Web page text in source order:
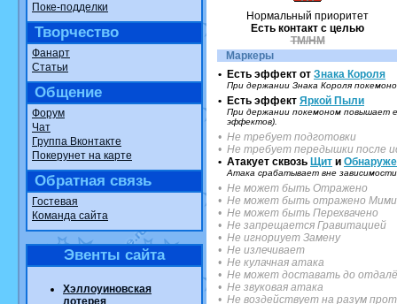
Поке-подделки
Творчество
Фанарт
Статьи
Общение
Форум
Чат
Группа Вконтакте
Покерунет на карте
Обратная связь
Гостевая
Команда сайта
Эвенты сайта
Хэллоуиновская
лотерея
Нормальный приоритет
Есть контакт с целью
TM/HM
Маркеры
• Есть эффект от Знака Короля
При держании Знака Короля
• Есть эффект Яркой Пыли
При держании покемоном повышает
эффектов).
• Не требует подготовки
• Не требует передышки после
• Атакует сквозь Щит и
Атака срабатывает вне
• Не может быть Отражено
• Не может быть отражено
• Не может быть Перехвачено
• Не запрещается Гравитацией
• Не игнориует Замену
• Не излечивает
• Не кулачная атака
• Не может доставать до
• Не звуковая атака
• Не воздействует на разум